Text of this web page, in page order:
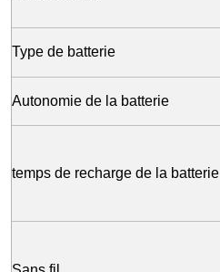
Type de batterie
Autonomie de la batterie
temps de recharge de la batterie